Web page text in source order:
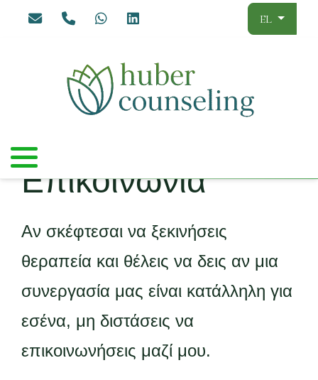
Επιλέξτε
EL
Επικοινωνία
Αν σκέφτεσαι να ξεκινήσεις
θεραπεία και θέλεις να δεις αν μια
συνεργασία μας είναι κατάλληλη για
εσένα, μη διστάσεις να
επικοινωνήσεις μαζί μου.